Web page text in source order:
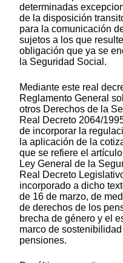
determinadas
de la disposición
para la comunicación
sujetos a los que
obligación que ya se
la Seguridad Social.
Mediante este real
Reglamento General
otros Derechos de la
Real Decreto 2064/
de incorporar la
la aplicación de la
que se refiere el
Ley General de la
Real Decreto
incorporado a dicho
de 16 de marzo, de
de derechos de los
brecha de género y el
marco de
pensiones.